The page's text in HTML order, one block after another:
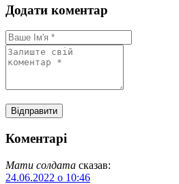
Додати коментар
Коментарі
Мати солдата сказав:
24.06.2022 о 10:46